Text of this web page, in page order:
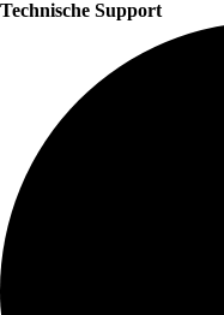
Technische Support